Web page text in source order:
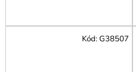
Kód:G38507